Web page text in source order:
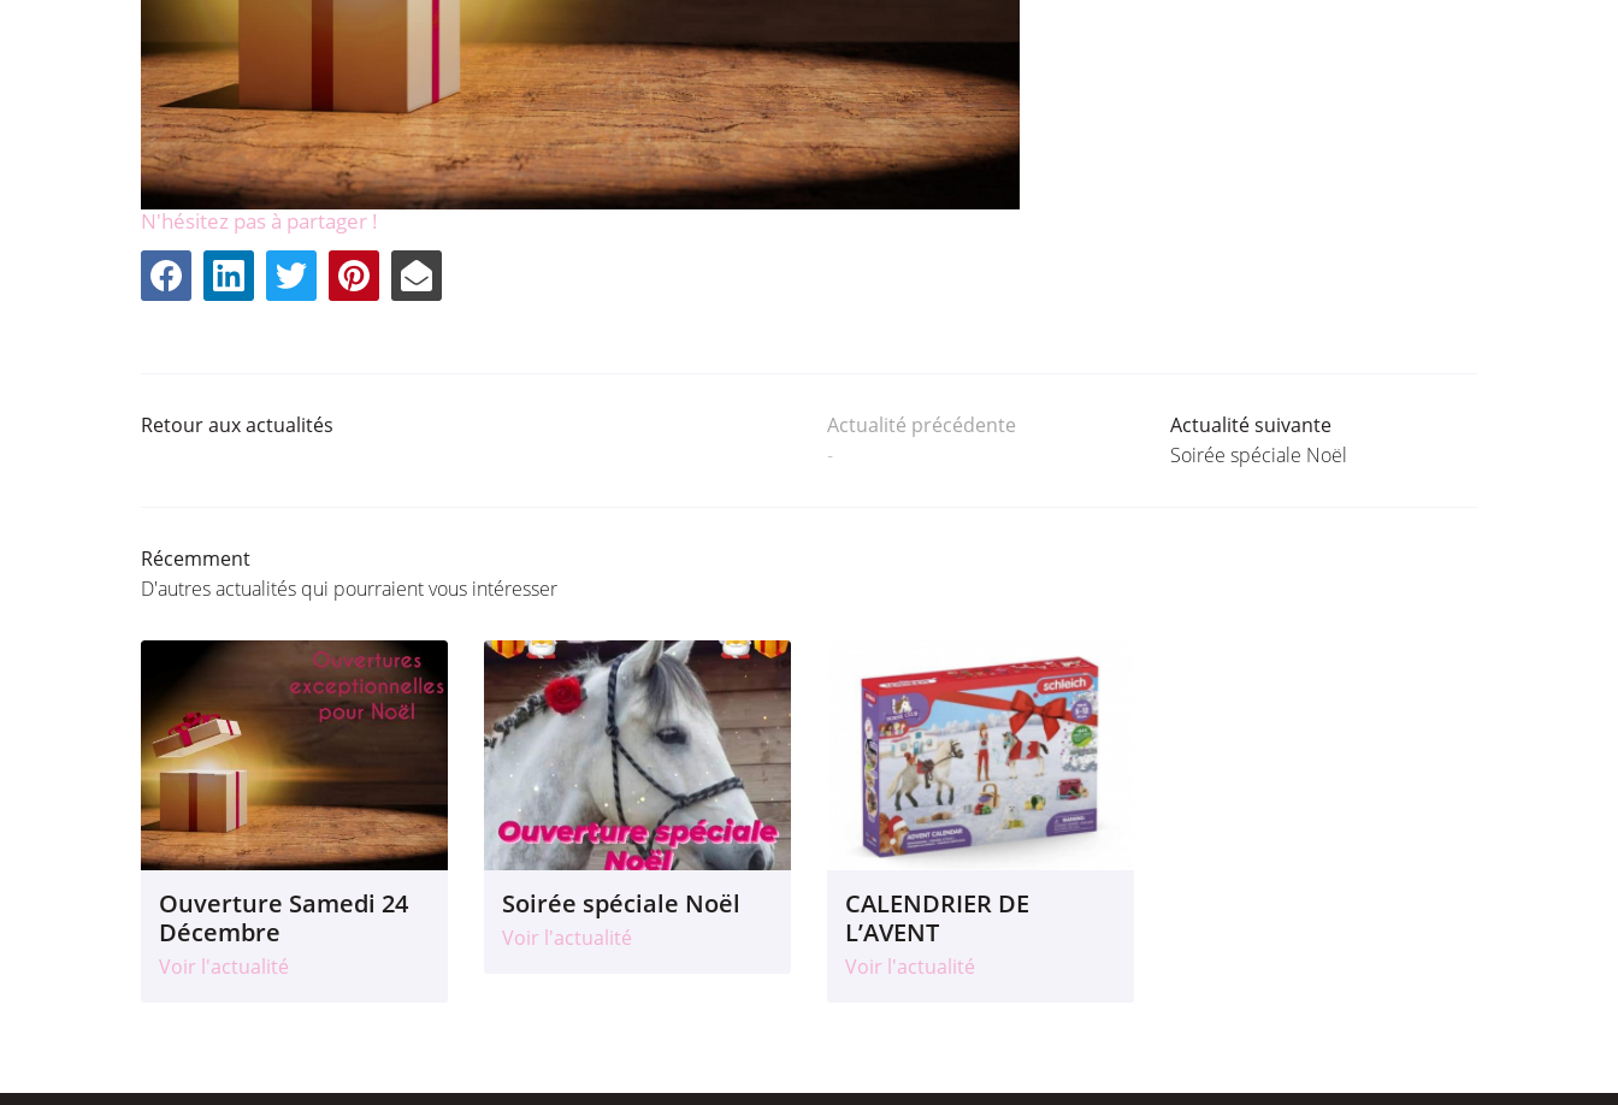
N'hésitez pas à partager !
Retour aux actualités
Actualité précédente
-
Actualité suivante
Soirée spéciale Noël
Récemment
D'autres actualités qui pourraient vous intéresser
Ouverture Samedi 24
Décembre
Voir l'actualité
Soirée spéciale Noël
Voir l'actualité
CALENDRIER DE
L’AVENT
Voir l'actualité